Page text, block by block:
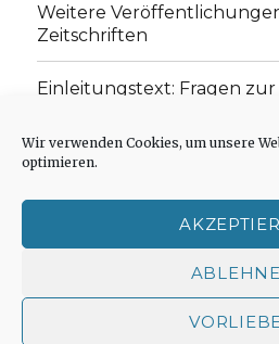
Wir verwenden Cookies, um unsere
optimieren.
Weitere
Zeitschriften
Einleitungstext: Fragen
„schwachen Glaubens“
Cookie-Richtlinie (EU)